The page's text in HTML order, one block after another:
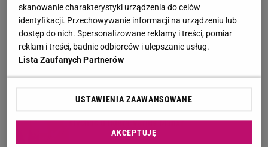
Amy Schumer przeszła ogromną metamorfozę.
Tak dziś wygląda
Dziś szalejemy za Mandaryną i Wiśniewskim. O
Badach spotkał Jansona po wielu latach. Co
słychać u lidera Varius Manx?
skanowanie charakterystyki urządzenia do celów
identyfikacji. Przechowywanie informacji na urządzeniu lub
dostęp do nich. Spersonalizowane reklamy i treści, pomiar
reklam i treści, badnie odbiorców i ulepszanie usług.
Lista Zaufanych Partnerów
USTAWIENIA ZAAWANSOWANE
AKCEPTUJĘ